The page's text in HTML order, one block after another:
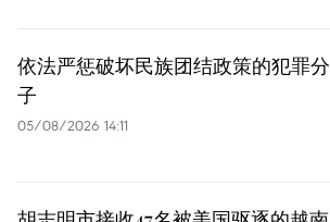
依法严惩破坏民族团结政策的犯罪分
子
05/08/2026 14:11